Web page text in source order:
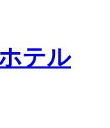
テル